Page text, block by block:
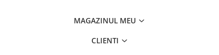
MAGAZINUL MEU
CLIENTI